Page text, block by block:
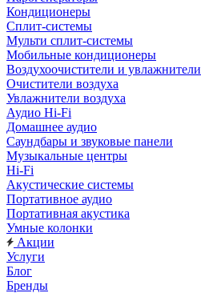
Кондиционеры
Сплит-системы
Мульти сплит-системы
Мобильные кондиционеры
Воздухоочистители и увлажнители
Очистители воздуха
Увлажнители воздуха
Аудио Hi-Fi
Домашнее аудио
Саундбары и звуковые панели
Музыкальные центры
Hi-Fi
Акустические системы
Портативное аудио
Портативная акустика
Умные колонки
Акции
Услуги
Блог
Бренды